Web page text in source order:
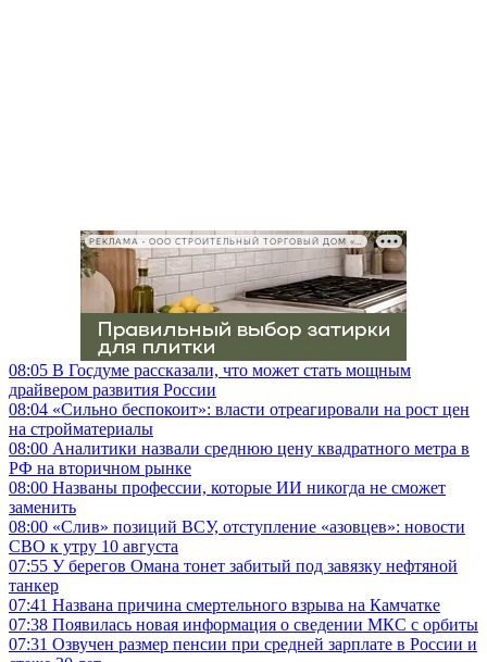
08:05 В Госдуме рассказали, что может стать мощным
драйвером развития России
08:04 «Сильно беспокоит»: власти отреагировали на рост цен
на стройматериалы
08:00 Аналитики назвали среднюю цену квадратного метра в
РФ на вторичном рынке
08:00 Названы профессии, которые ИИ никогда не сможет
заменить
08:00 «Слив» позиций ВСУ, отступление «азовцев»: новости
СВО к утру 10 августа
07:55 У берегов Омана тонет забитый под завязку нефтяной
танкер
07:41 Названа причина смертельного взрыва на Камчатке
07:38 Появилась новая информация о сведении МКС с орбиты
07:31 Озвучен размер пенсии при средней зарплате в России и